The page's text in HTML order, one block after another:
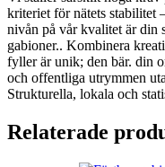
kriteriet för nätets stabilitet
nivån på vår kvalitet är din
gabioner.. Kombinera
fyller är unik; den bär. din
och offentliga utrymmen
Strukturella, lokala och
Relaterade